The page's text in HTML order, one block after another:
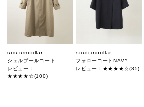
soutiencollar
シェルブールコート
レビュー：
★★★★☆(100)
soutiencollar
フォローコートNAVY
レビュー：★★★★☆(85)